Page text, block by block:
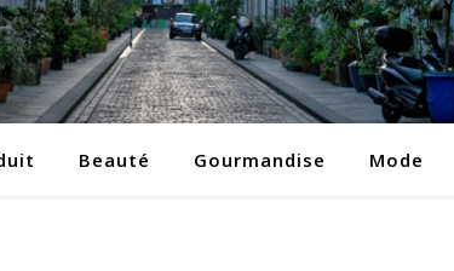
Beauté Gourmandise Mode